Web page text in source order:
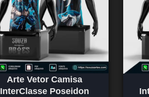
Arte Vetor Camisa
InterClasse Poseidon